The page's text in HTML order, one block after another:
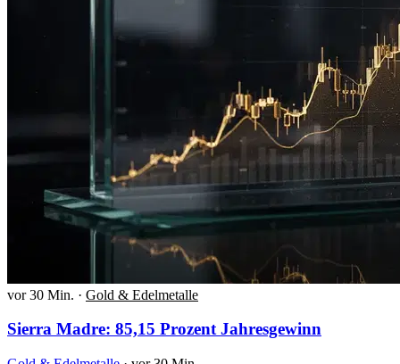
vor 30 Min. · Gold & Edelmetalle
Sierra Madre: 85,15 Prozent Jahresgewinn